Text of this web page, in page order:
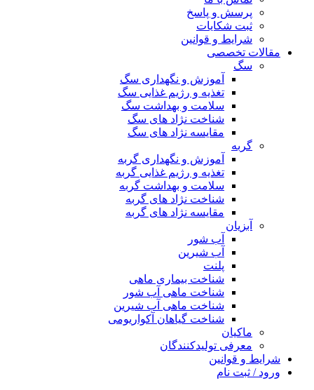
پرسش و پاسخ
ثبت شکایات
شرایط و قوانین
مقالات تخصصی
سگ
آموزش و نگهداری سگ
تغذیه و رژیم غذایی سگ
سلامت و بهداشت سگ
شناخت نژاد های سگ
مقایسه نژاد های سگ
گربه
آموزش و نگهداری گربه
تغذیه و رژیم غذایی گربه
سلامت و بهداشت گربه
شناخت نژاد های گربه
مقایسه نژاد های گربه
آبزیان
آب شور
آب شیرین
پلنت
شناخت بیماری ماهی
شناخت ماهی آب شور
شناخت ماهی آب شیرین
شناخت گیاهان آکواریومی
ماکیان
معرفی تولیدکنندگان
شرایط و قوانین
ورود / ثبت نام